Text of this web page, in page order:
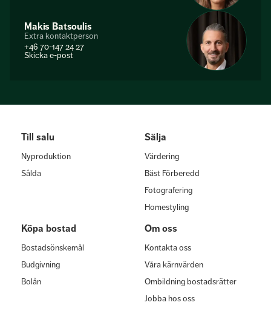
Makis Batsoulis
Extra kontaktperson
+46 70-147 24 27
Skicka e-post
Till salu
Nyproduktion
Sålda
Sälja
Värdering
Bäst Förberedd
Fotografering
Homestyling
Köpa bostad
Bostadsönskemål
Budgivning
Bolån
Om oss
Kontakta oss
Våra kärnvärden
Ombildning bostadsrätter
Jobba hos oss